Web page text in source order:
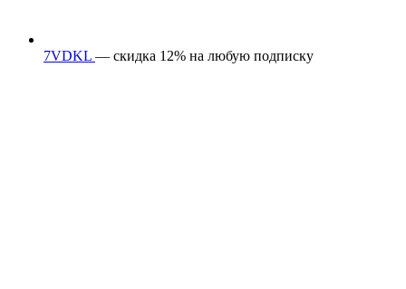
7VDKL — скидка 12% на любую подписку